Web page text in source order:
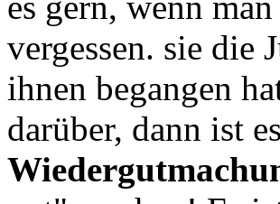
vergessen. sie die
ihnen begangen
darüber, dann ist